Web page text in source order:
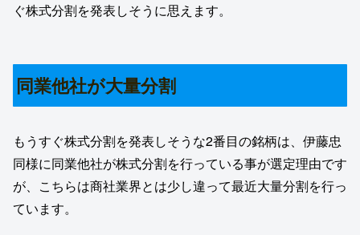
ぐ株式分割を発表しそうに思えます。
同業他社が大量分割
もうすぐ株式分割を発表しそうな2番目の銘柄は、伊藤忠
同様に同業他社が株式分割を行っている事が選定理由です
が、こちらは商社業界とは少し違って最近大量分割を行っ
ています。